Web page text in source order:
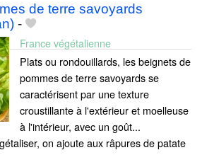
de terre savoyards
-
France végétalienne
Plats ou rondouillards, les beignets de
pommes de terre savoyards se
caractérisent par une texture
croustillante à l'extérieur et moelleuse
à l'intérieur, avec un goût...
on ajoute aux râpures de patate